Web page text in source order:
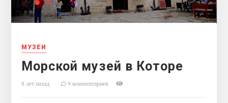
МУЗЕИ
Морской музей в Которе
8 лет назад 9 комментариев